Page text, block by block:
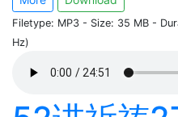
Filetype: MP3 - Size: 35 MB -
Hz)